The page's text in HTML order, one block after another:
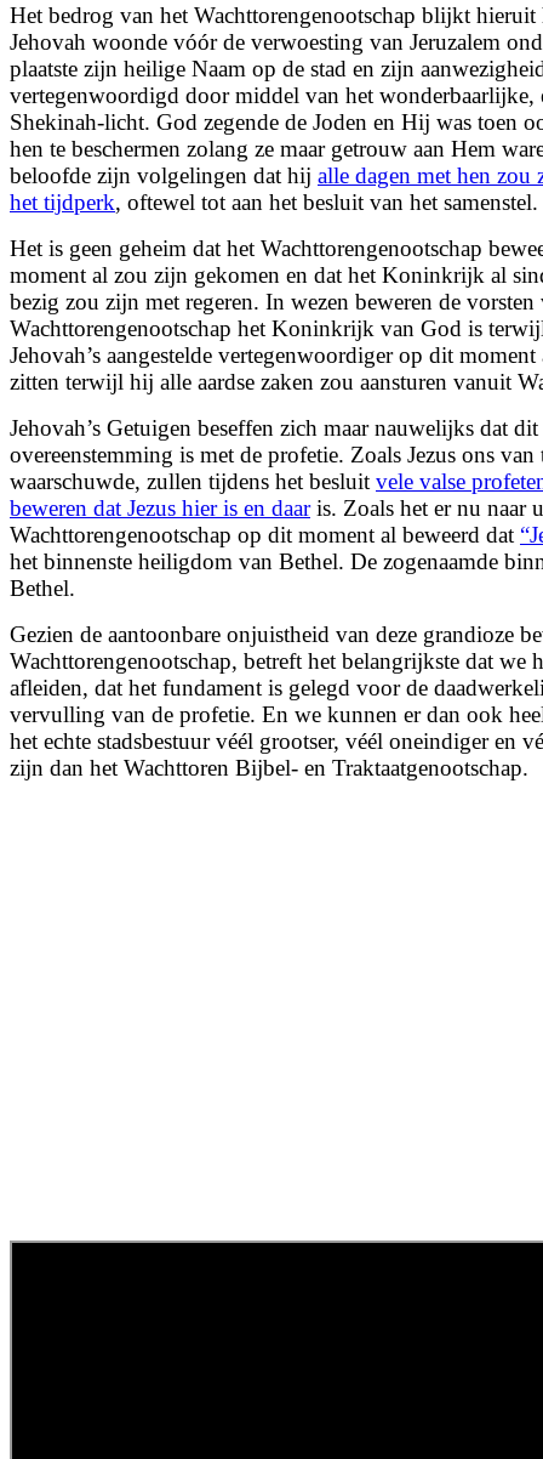
Het bedrog van het Wachttorengenootschap blijkt
Jehovah woonde vóór de verwoesting van Jeruzalem
plaatste zijn heilige Naam op de stad en zijn
vertegenwoordigd door middel van het wonderbaarlijke,
Shekinah-licht. God zegende de Joden en Hij was toen
hen te beschermen zolang ze maar getrouw aan Hem
beloofde zijn volgelingen dat hij alle dagen met hen zou
het tijdperk, oftewel tot aan het besluit van het samenstel.
Het is geen geheim dat het Wachttorengenootschap
moment al zou zijn gekomen en dat het Koninkrijk al
bezig zou zijn met regeren. In wezen beweren de
Wachttorengenootschap het Koninkrijk van God is
Jehovah’s aangestelde vertegenwoordiger op dit
zitten terwijl hij alle aardse zaken zou aansturen vanuit
Jehovah’s Getuigen beseffen zich maar nauwelijks dat
overeenstemming is met de profetie. Zoals Jezus ons van
waarschuwde, zullen tijdens het besluit vele valse
beweren dat Jezus hier is en daaris. Zoals het er nu naar
Wachttorengenootschap op dit moment al beweerd dat
het binnenste heiligdom van Bethel. De zogenaamde
Bethel.
Gezien de aantoonbare onjuistheid van deze grandioze
Wachttorengenootschap, betreft het belangrijkste dat we
afleiden, dat het fundament is gelegd voor de
vervulling van de profetie. En we kunnen er dan ook
het echte stadsbestuur véél grootser, véél oneindiger en
zijn dan het Wachttoren Bijbel- en Traktaatgenootschap.